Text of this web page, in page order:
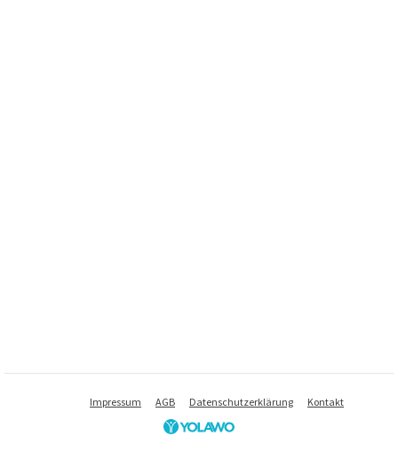
Impressum AGB Datenschutzerklärung Kontakt